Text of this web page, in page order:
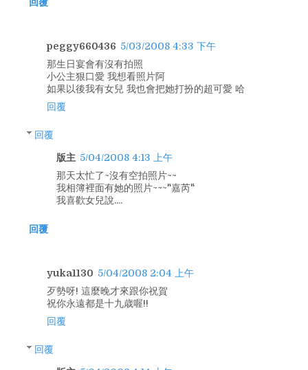
peggy660436 5/03/2008 4:33 下午
那生日宴會有沒有拍照
小公主狠口愛 我想看照片阿
如果以後我有女兒 我也會把她打扮的超可愛 哈
回覆
回覆
版主 5/04/2008 4:13 上午
那天太忙了~沒有空拍照片~~
我相簿裡面有她的照片~~~"嘉芮"
我喜歡女兒說....
回覆
yuka1130 5/04/2008 2:04 上午
歹勢呀! 這麼晚才來跟你祝賀
祝你永遠都是十九歳喔!!
回覆
回覆